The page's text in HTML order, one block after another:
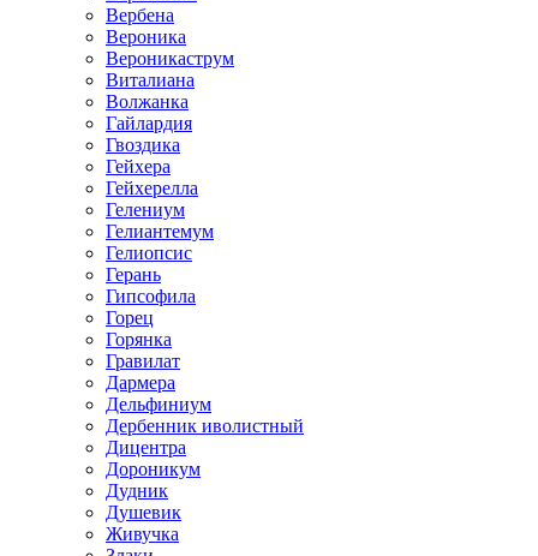
Вербена
Вероника
Вероникаструм
Виталиана
Волжанка
Гайлардия
Гвоздика
Гейхера
Гейхерелла
Гелениум
Гелиантемум
Гелиопсис
Герань
Гипсофила
Горец
Горянка
Гравилат
Дармера
Дельфиниум
Дербенник иволистный
Дицентра
Дороникум
Дудник
Душевик
Живучка